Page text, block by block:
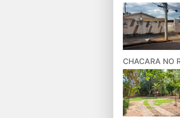
CHACARA NO